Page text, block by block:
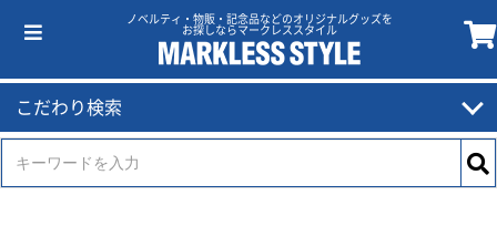
ノベルティ・物販・記念品などのオリジナルグッズを
お探しならマークレススタイル
こだわり検索